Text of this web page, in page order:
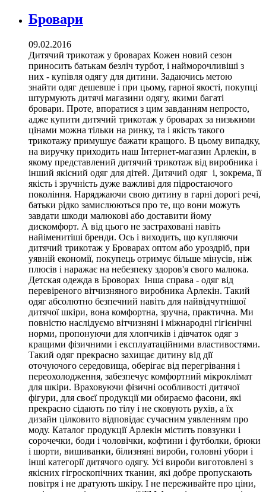
Бровари
09.02.2016
Дитячий трикотаж у броварах Кожен новий сезон
приносить батькам безліч турбот, і найморочливіші з
них - купівля одягу для дитини. Задаючись метою
знайти одяг дешевше і при цьому, гарної якості, покупці
штурмують дитячі магазини одягу, якими багаті
бровари. Проте, впоратися з цим завданням непросто,
адже купити дитячий трикотаж у броварах за низькими
цінами можна тільки на ринку, та і якість такого
трикотажу примушує бажати кращого. В цьому випадку,
на виручку приходить наш Інтернет-магазин Арлекін, в
якому представлений дитячий трикотаж від виробника і
інший якісний одяг для дітей. Дитячий одяг і, зокрема, її
якість і зручність дуже важливі для підростаючого
покоління. Наряджаючи свою дитину в гарні дорогі речі,
батьки рідко замислюються про те, що вони можуть
завдати шкоди малюкові або доставити йому
дискомфорт. А від цього не застраховані навіть
найіменитіші бренди. Ось і виходить, що купляючи
дитячий трикотаж у Броварах оптом або уроздріб, при
уявній економії, покупець отримує більше мінусів, ніж
плюсів і наражає на небезпеку здоров'я свого малюка.
Детская одежда в Броворах Інша справа - одяг від
перевіреного вітчизняного виробника Арлекін. Такий
одяг абсолютно безпечний навіть для найвідчутнішої
дитячої шкіри, вона комфортна, зручна, практична. Ми
повністю наслідуємо вітчизняні і міжнародні гігієнічні
норми, пропонуючи для хлопчиків і дівчаток одяг з
кращими фізичними і експлуатаційними властивостями.
Такий одяг прекрасно захищає дитину від дії
оточуючого середовища, оберігає від перегрівання і
переохолодження, забезпечує комфортний мікроклімат
для шкіри. Враховуючи фізичні особливості дитячої
фігури, для своєї продукції ми обираємо фасони, які
прекрасно сідають по тілу і не сковують рухів, а їх
дизайн цілковито відповідає сучасним уявленням про
моду. Каталог продукції Арлекін містить повзунки і
сорочечки, боди і чоловічки, кофтини і футболки, брюки
і шорти, вишиванки, білизняні вироби, головні убори і
інші категорії дитячого одягу. Усі вироби виготовлені з
якісних гігроскопічних тканин, які добре пропускають
повітря і не дратують шкіру. І не переживайте про ціни,